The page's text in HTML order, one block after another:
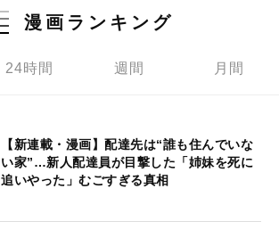
漫画ランキング
24時間 週間 月間
【新連載・漫画】配達先は“誰も住んでいな
い家”…新人配達員が目撃した「姉妹を死に
追いやった」むごすぎる真相